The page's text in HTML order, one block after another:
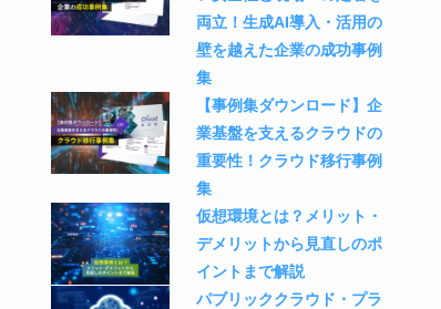
両立！生成AI導入・活用の
壁を越えた企業の成功事例
集
【事例集ダウンロード】企
業基盤を支えるクラウドの
重要性！クラウド移行事例
集
仮想環境とは？メリット・
デメリットから見直しのポ
イントまで解説
パブリッククラウド・プラ